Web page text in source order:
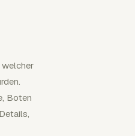
Boten